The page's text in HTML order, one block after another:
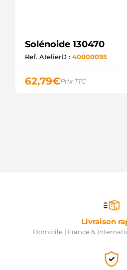
Solénoide 130470
Ref. AtelierD : 40000095
62,79€Prix TTC
Livraison
Domicile | France &